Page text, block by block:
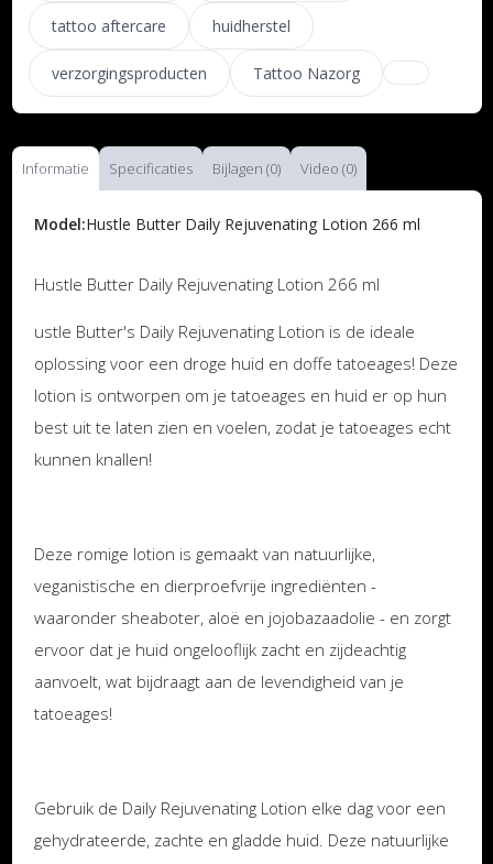
tattoo aftercare huidherstel
verzorgingsproducten Tattoo Nazorg
Informatie Specificaties Bijlagen (0) Video (0)
Model:Hustle Butter Daily Rejuvenating Lotion 266 ml
Hustle Butter Daily Rejuvenating Lotion 266 ml
ustle Butter's Daily Rejuvenating Lotion is de ideale
oplossing voor een droge huid en doffe tatoeages! Deze
lotion is ontworpen om je tatoeages en huid er op hun
best uit te laten zien en voelen, zodat je tatoeages echt
kunnen knallen!
Deze romige lotion is gemaakt van natuurlijke,
veganistische en dierproefvrije ingrediënten -
waaronder sheaboter, aloë en jojobazaadolie - en zorgt
ervoor dat je huid ongelooflijk zacht en zijdeachtig
aanvoelt, wat bijdraagt aan de levendigheid van je
tatoeages!
Gebruik de Daily Rejuvenating Lotion elke dag voor een
gehydrateerde, zachte en gladde huid. Deze natuurlijke